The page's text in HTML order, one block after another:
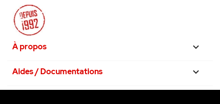
À propos 
Aides / Documentations 